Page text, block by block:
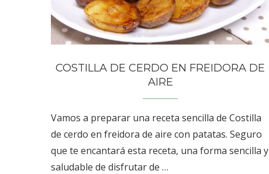
COSTILLA DE CERDO EN FREIDORA DE
AIRE
Vamos a preparar una receta sencilla de Costilla
de cerdo en freidora de aire con patatas. Seguro
que te encantará esta receta, una forma sencilla y
saludable de disfrutar de …